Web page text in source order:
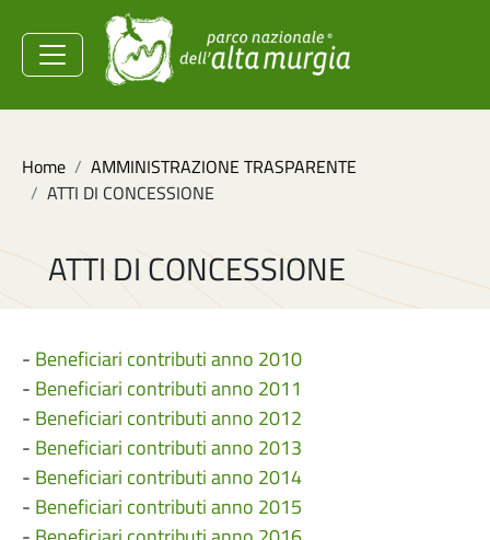
Salta al contenuto principale
della Sicurezza
Energetica
Home
AMMINISTRAZIONE TRASPARENTE
ATTI DI CONCESSIONE
ATTI DI CONCESSIONE
- Beneficiari contributi anno 2010
- Beneficiari contributi anno 2011
- Beneficiari contributi anno 2012
- Beneficiari contributi anno 2013
- Beneficiari contributi anno 2014
- Beneficiari contributi anno 2015